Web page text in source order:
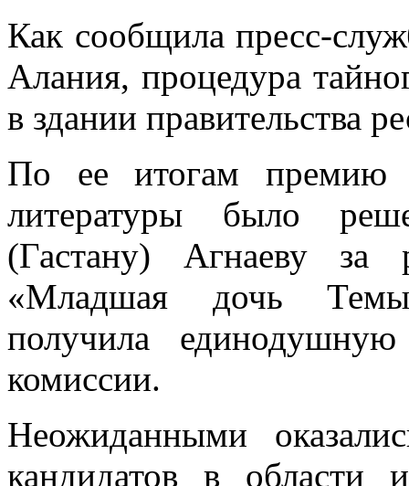
Как сообщила пресс-
Алания, процедура
в здании правительства
По ее итогам премию
литературы было
(Гастану) Агнаеву за
«Младшая дочь
получила
комиссии.
Неожиданными
кандидатов в области